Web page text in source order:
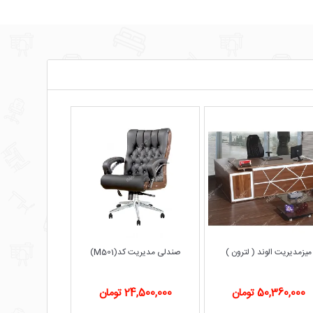
صندلی مدیریت کد(M501)
24,500,000 تومان
میزمدیریت الوند ( لترون )
50,360,000 تومان